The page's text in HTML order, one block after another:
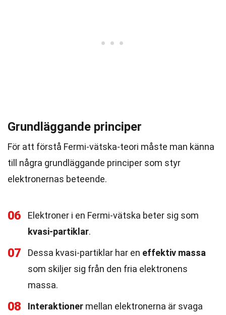
Grundläggande principer
För att förstå Fermi-vätska-teori måste man känna
till några grundläggande principer som styr
elektronernas beteende.
06
Elektroner i en Fermi-vätska beter sig som
kvasi-partiklar.
07 Dessa kvasi-partiklar har en effektiv massa
som skiljer sig från den fria elektronens
massa.
08 Interaktioner mellan elektronerna är svaga